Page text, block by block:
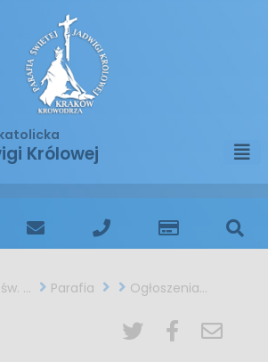
Królowej
Parafia Ogłoszenia na 10. Niedzielę Zwykłą - Odpust ku czci św. Jadwigi Królowej